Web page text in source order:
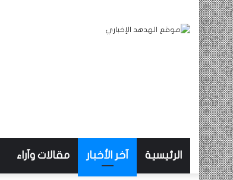
الرئيسية آخر الأخبار مقالات وآراء